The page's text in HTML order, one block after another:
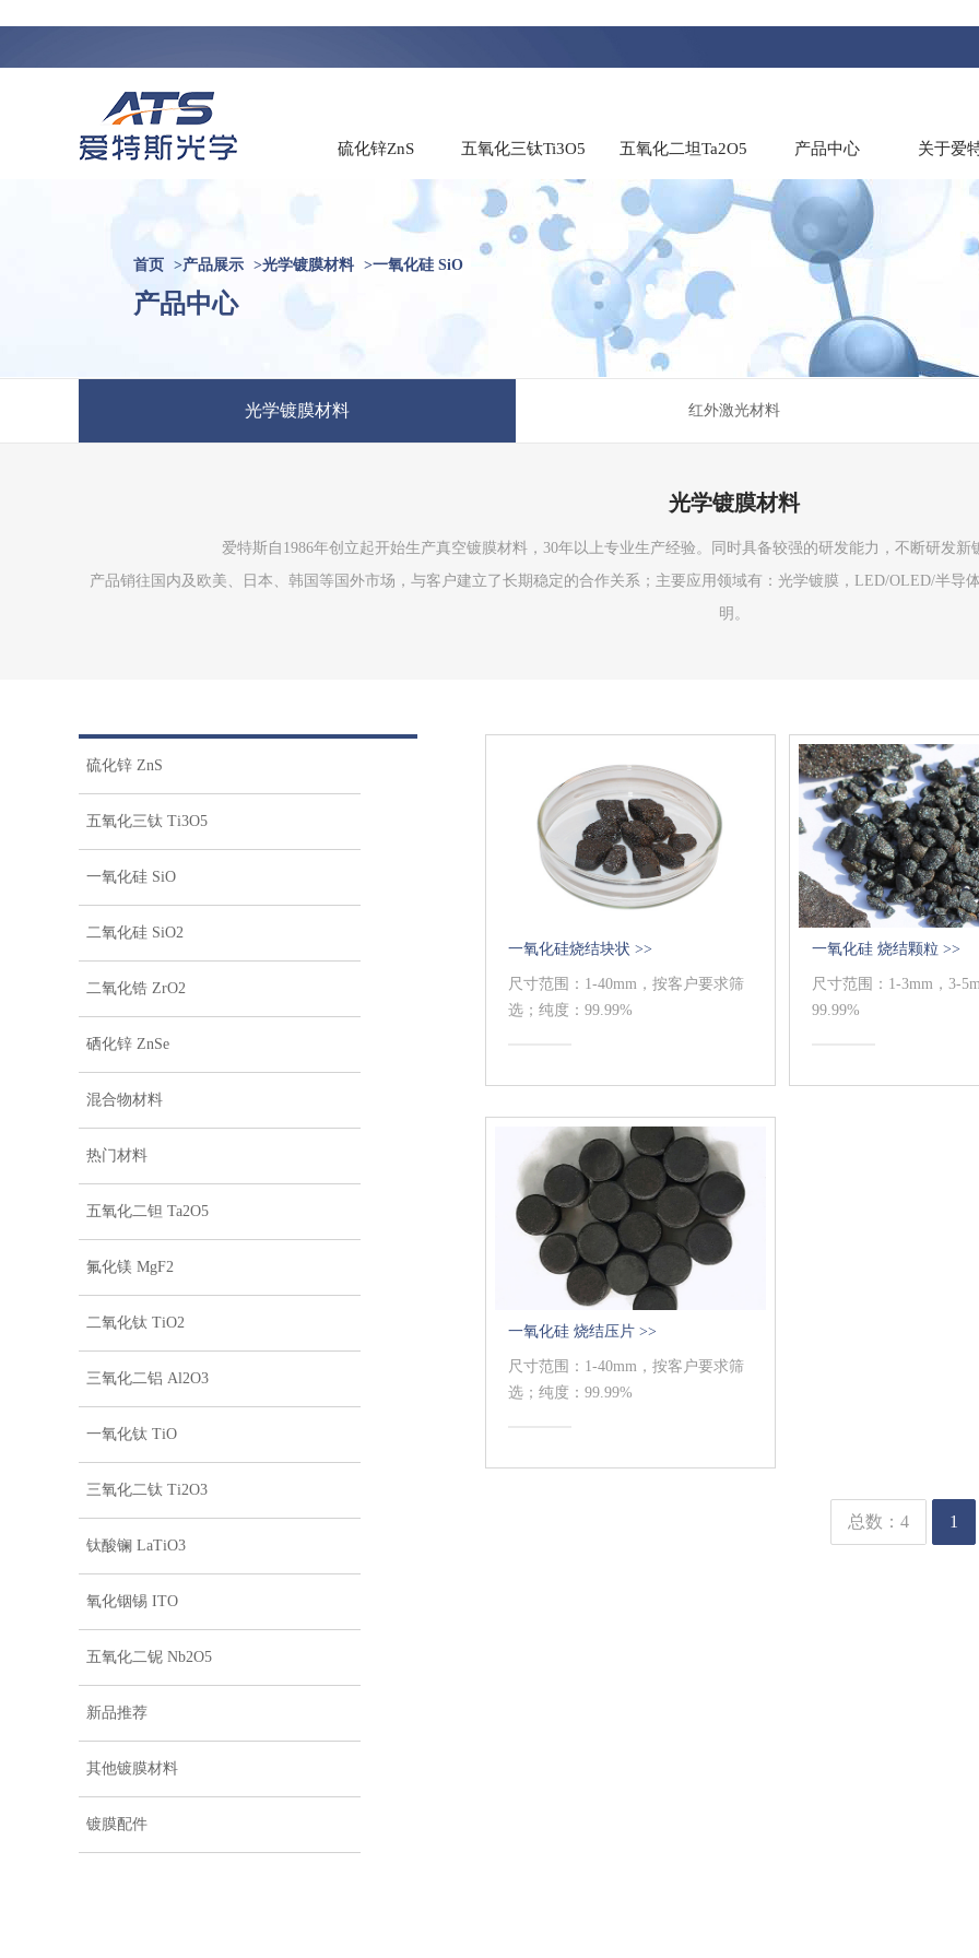
硫化锌ZnS 五氧化三钛Ti3O5 五氧化二坦Ta2O5 产品中心 关于爱
首页 >产品展示 >光学镀膜材料 >一氧化硅 SiO
产品中心
光学镀膜材料 红外激光材料
光学镀膜材料
爱特斯自1986年创立起开始生产真空镀膜材料，30年以上专业生产经验。同时具备较强的研发能力，不断研发
产品销往国内及欧美、日本、韩国等国外市场，与客户建立了长期稳定的合作关系；主要应用领域有：光学镀膜，LED/OLED/半导
明。
硫化锌 ZnS
五氧化三钛 Ti3O5
一氧化硅 SiO
二氧化硅 SiO2
二氧化锆 ZrO2
硒化锌 ZnSe
混合物材料
热门材料
五氧化二钽 Ta2O5
氟化镁 MgF2
二氧化钛 TiO2
三氧化二铝 Al2O3
一氧化钛 TiO
三氧化二钛 Ti2O3
钛酸镧 LaTiO3
氧化铟锡 ITO
五氧化二铌 Nb2O5
新品推荐
其他镀膜材料
镀膜配件
一氧化硅烧结块状 >>
尺寸范围：1-40mm，按客户要求筛
选；纯度：99.99%
一氧化硅 烧结颗粒 >>
尺寸范围：1-3mm，3-
99.99%
一氧化硅 烧结压片 >>
尺寸范围：1-40mm，按客户要求筛
选；纯度：99.99%
总数：4 1